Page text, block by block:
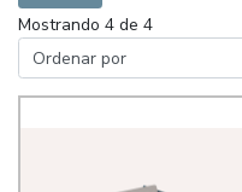
Mostrando 4 de 4